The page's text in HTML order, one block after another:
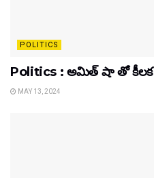
POLITICS
Politics : అమిత్ షా తో
MAY 13, 2024